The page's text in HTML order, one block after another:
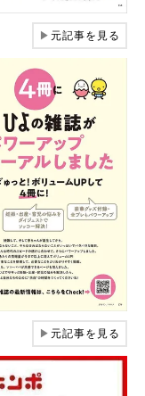
▶元記事を見る
▶元記事を見る